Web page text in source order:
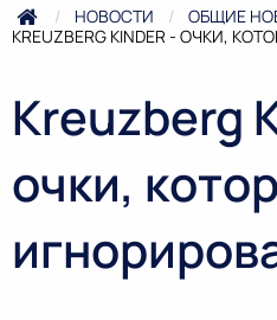
НОВОСТИ
ОБЩИЕ
ТЕКУЩАЯ:
KREUZBERG KINDER - ОЧКИ,
Kreuzberg
очки,